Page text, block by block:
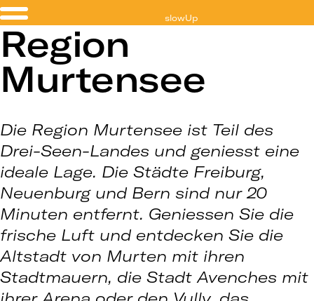
slowUp
Region
Murtensee
Die Region Murtensee ist Teil des
Drei-Seen-Landes und geniesst eine
ideale Lage. Die Städte Freiburg,
Neuenburg und Bern sind nur 20
Minuten entfernt. Geniessen Sie die
frische Luft und entdecken Sie die
Altstadt von Murten mit ihren
Stadtmauern, die Stadt Avenches mit